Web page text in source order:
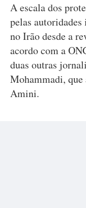
A escala dos
pelas autoridades
no Irão desde a
acordo com a
duas outras
Mohammadi,
Amini.